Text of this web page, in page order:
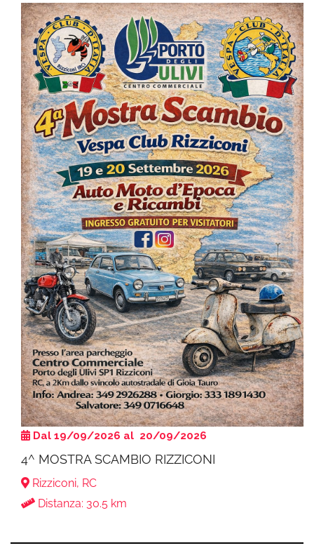
Dal 19/09/2026 al 20/09/2026
4^ MOSTRA SCAMBIO RIZZICONI
Rizziconi, RC
Distanza: 30.5 km